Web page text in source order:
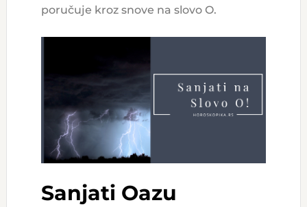
poručuje kroz snove na slovo O.
Sanjati Oazu